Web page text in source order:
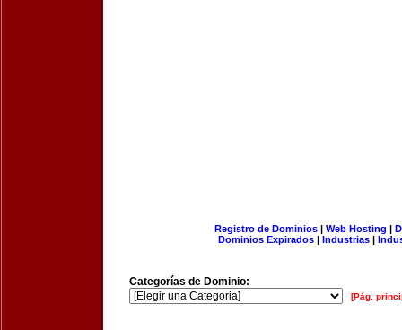
Registro de Dominios| Web Hosting |
Dominios Expirados | Industrias |
Categorías de Dominio:
[Pág.